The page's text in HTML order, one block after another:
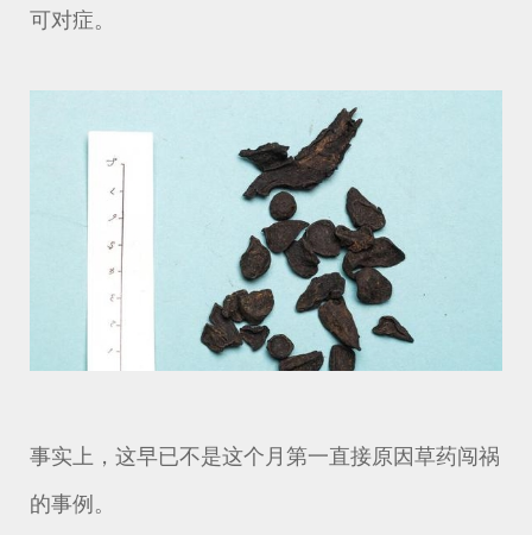
可对症。
事实上，这早已不是这个月第一直接原因草药闯祸
的事例。